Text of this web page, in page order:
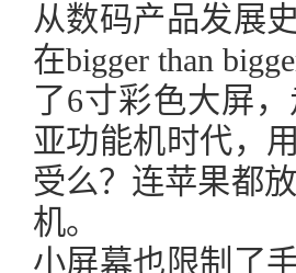
从数码产品发展
在bigger than
了6寸彩色大屏
亚功能机时代，
受么？连苹果都
机。
小屏幕也限制了